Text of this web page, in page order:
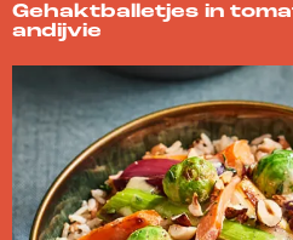
Gehaktballetjes in
andijvie